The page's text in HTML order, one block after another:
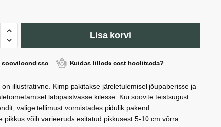
Lisa korvi
sooviloendisse Kuidas lillede eest hoolitseda?
on illustratiivne. Kimp pakitakse järeletulemisel jõupaberisse ja
läbipaistvasse kilesse. Kui soovite teistsugust
valige tellimust vormistades pidulik pakend.
pikkus võib varieeruda esitatud pikkusest 5-10 cm võrra